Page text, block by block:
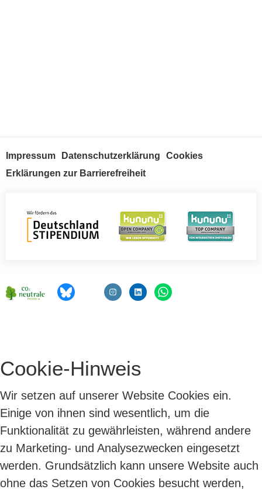
Impressum Datenschutzerklärung
Cookies
Erklärungen zur Barrierefreiheit
Cookie-Hinweis
Wir setzen auf unserer Website Cookies ein.
Einige von ihnen sind wesentlich, um die
Funktionalität zu gewährleisten, während andere
zu Marketing- und Analysezwecken eingesetzt
werden. Grundsätzlich kann unsere Website auch
ohne das Setzen von Cookies besucht werden,